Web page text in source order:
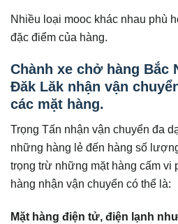
Nhiều loại mooc khác nhau phù
đặc điểm của hàng.
Chành xe chở hàng Bắc
Đăk Lăk nhận vận
các mặt hàng.
Trọng Tấn nhận vận chuyển đa
những hàng lẻ đến hàng số
trọng trừ những mặt hàng cấm vi
hàng nhận vận chuyển có thể là:
Mặt hàng điện tử, điện lạnh